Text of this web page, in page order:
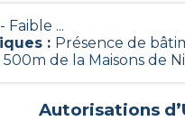
Faible ...
: Présence de
de la Maisons de
Autorisations